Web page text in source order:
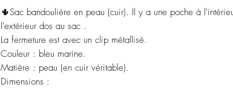
🌵Sac bandoulière en peau (cuir). Il y a une poche à
l'extérieur dos au sac .
La fermeture est avec un clip métallisé.
Couleur : bleu marine.
Matière : peau (en cuir véritable).
Dimensions :